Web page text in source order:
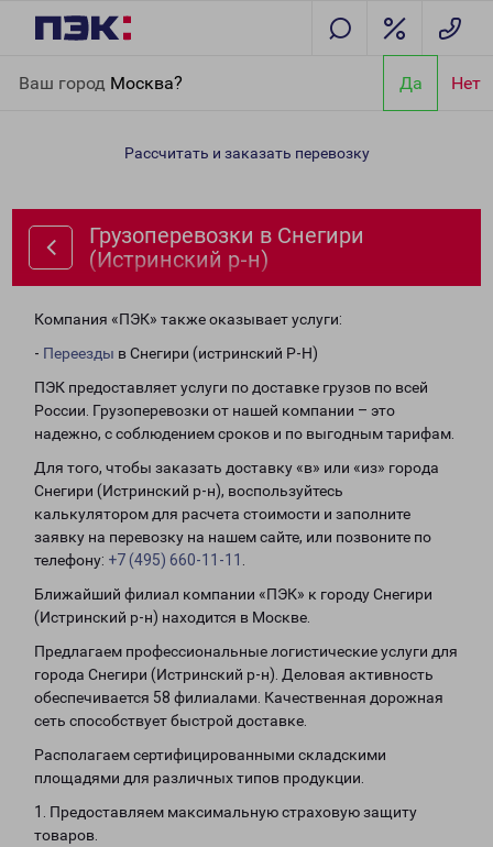
Ваш город Москва? Да Нет
р-н)
Рассчитать и заказать перевозку
Грузоперевозки в Снегири
(Истринский р-н)
Компания «ПЭК» также оказывает услуги:
- Переезды в Снегири (истринский Р-Н)
ПЭК предоставляет услуги по доставке грузов по всей
России. Грузоперевозки от нашей компании – это
надежно, с соблюдением сроков и по выгодным тарифам.
Для того, чтобы заказать доставку «в» или «из» города
Снегири (Истринский р-н), воспользуйтесь
калькулятором для расчета стоимости и заполните
заявку на перевозку на нашем сайте, или позвоните по
телефону: +7 (495) 660-11-11
Ближайший филиал компании «ПЭК» к городу Снегири
(Истринский р-н) находится в Москве.
Предлагаем профессиональные логистические услуги для
города Снегири (Истринский р-н). Деловая активность
обеспечивается 58 филиалами. Качественная дорожная
сеть способствует быстрой доставке.
Располагаем сертифицированными складскими
площадями для различных типов продукции.
1. Предоставляем максимальную страховую защиту
товаров.